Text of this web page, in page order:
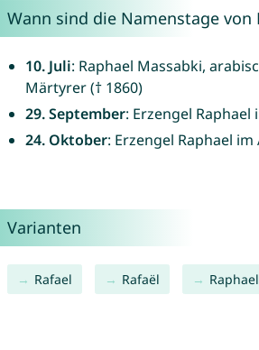
Wann sind die Namenstage von
10. Juli: Raphael Massabki,
Märtyrer († 1860)
29. September: Erzengel Raphael
24. Oktober: Erzengel Raphael
Varianten
Rafael Rafaël Raphael